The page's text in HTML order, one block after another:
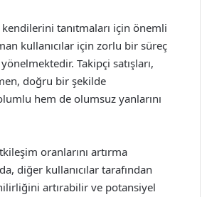
tanıtmaları için önemli
kullanıcılar için zorlu bir süreç
Takipçi satışları,
doğru bir şekilde
hem de olumsuz yanlarını
oranlarını artırma
diğer kullanıcılar tarafından
artırabilir ve potansiyel